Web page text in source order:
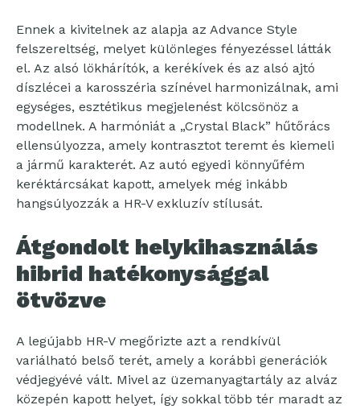
Ennek a kivitelnek az alapja az Advance Style
felszereltség, melyet különleges fényezéssel látták
el. Az alsó lökhárítók, a kerékívek és az alsó ajtó
díszlécei a karosszéria színével harmonizálnak, ami
egységes, esztétikus megjelenést kölcsönöz a
modellnek. A harmóniát a „Crystal Black” hűtőrács
ellensúlyozza, amely kontrasztot teremt és kiemeli
a jármű karakterét. Az autó egyedi könnyűfém
keréktárcsákat kapott, amelyek még inkább
hangsúlyozzák a HR-V exkluzív stílusát.
Átgondolt helykihasználás
hibrid hatékonysággal
ötvözve
A legújabb HR-V megőrizte azt a rendkívül
variálható belső terét, amely a korábbi generációk
védjegyévé vált. Mivel az üzemanyagtartály az alváz
közepén kapott helyet, így sokkal több tér maradt az